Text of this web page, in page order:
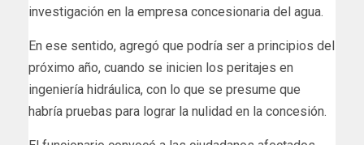
investigación en la empresa concesionaria del agua.
En ese sentido, agregó que podría ser a principios del
próximo año, cuando se inicien los peritajes en
ingeniería hidráulica, con lo que se presume que
habría pruebas para lograr la nulidad en la concesión.